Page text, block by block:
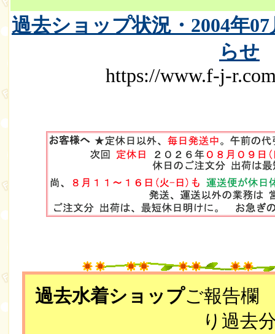
過去ショップ状況・2004年
らせ
https://www.f-j-
過去水着ショップご報告
り過去